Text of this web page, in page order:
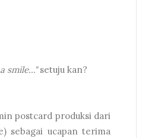
smile..."setuju kan?
postcard produksi dari
sebagai ucapan terima